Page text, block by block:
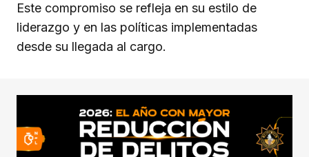
Este compromiso se refleja en su estilo de
liderazgo y en las políticas implementadas
desde su llegada al cargo.